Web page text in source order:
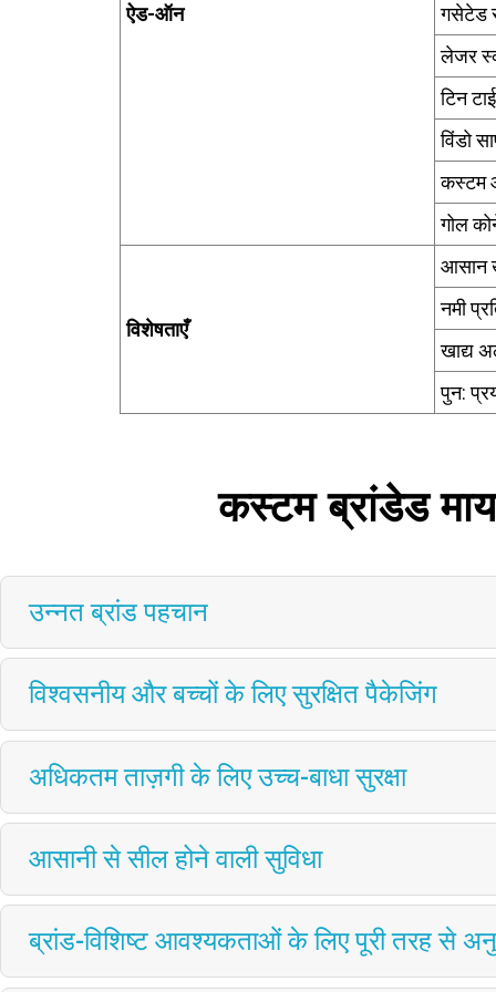
ऐड-ऑन
गसेटेड
लेजर
टिन टाई
विंडो
कस्टम
गोल
विशेषताएँ
आसान
नमी
खाद्य
पुन:
कस्टम ब्रांडेड
उन्नत ब्रांड पहचान
विश्वसनीय और बच्चों के लिए सुरक्षित पैकेजिंग
अधिकतम ताज़गी के लिए उच्च-बाधा सुरक्षा
आसानी से सील होने वाली सुविधा
ब्रांड-विशिष्ट आवश्यकताओं के लिए पूरी तरह से